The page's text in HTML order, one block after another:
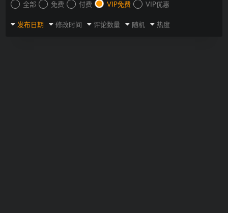
全部 免费 付费 VIP免费 VIP优惠
发布日期 修改时间 评论数量 随机 热度